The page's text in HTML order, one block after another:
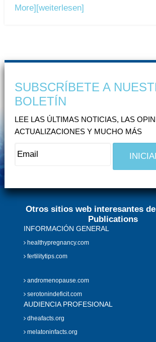
More][weiterlesen]
SUBSCRÍBETE A
BOLETÍN
LEE LAS ÚLTIMAS NOTICIAS, LAS
ACTUALIZACIONES Y MUCHO MÁS
Otros sitios web interesantes
Publications
INFORMACIÓN GENERAL
healthypregnancy.com
fertilitytips.com
andromenopause.com
serotonindeficit.com
AUDIENCIA PROFESIONAL
dheafacts.org
melatoninfacts.org